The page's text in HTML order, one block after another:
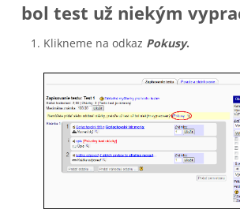
bol test už niekým
Klikneme na odkaz Pokusy.